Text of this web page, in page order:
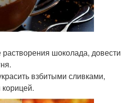
шоколада, довести
взбитыми сливками,